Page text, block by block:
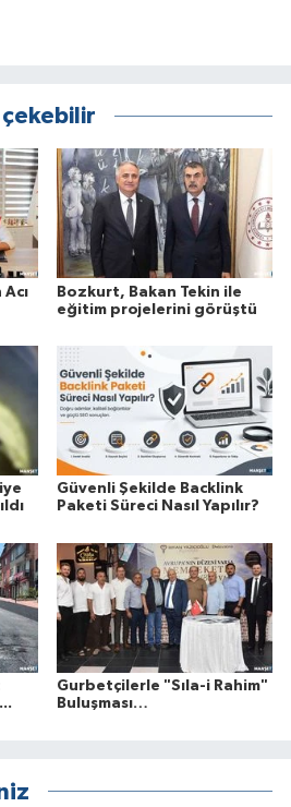
çekebilir
Acı
Bozkurt, Bakan Tekin ile
eğitim projelerini görüştü
Güvenli Şekilde Backlink
Paketi Süreci Nasıl Yapılır?
Gurbetçilerle "Sıla-i Rahim"
Buluşması…